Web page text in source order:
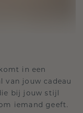
in een
van jouw cadeau
bij jouw stijl
iemand geeft.